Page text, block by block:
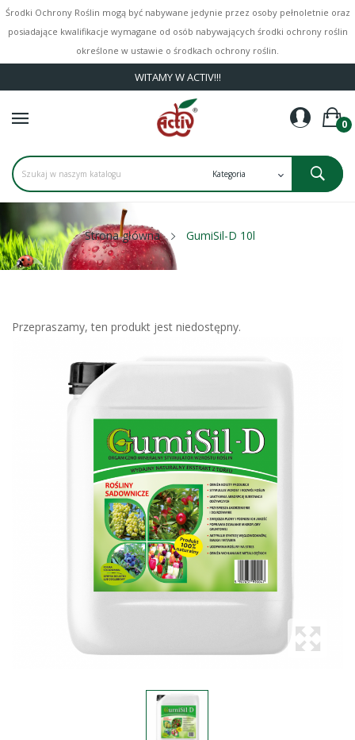
Środki Ochrony Roślin mogą być nabywane jedynie przez osoby pełnoletnie oraz
posiadające kwalifikacje wymagane od osób nabywających środki ochrony roślin
określone w ustawie o środkach ochrony roślin.
WITAMY W ACTIV!!!
0
Strona główna GumiSil-D 10l
Przepraszamy, ten produkt jest niedostępny.